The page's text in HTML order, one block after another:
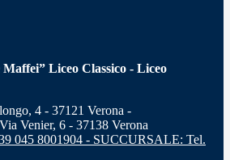
Liceo Classico - Liceo
4 - 37121 Verona -
Venier, 6 - 37138 Verona
045 8001904 - SUCCURSALE: Tel.